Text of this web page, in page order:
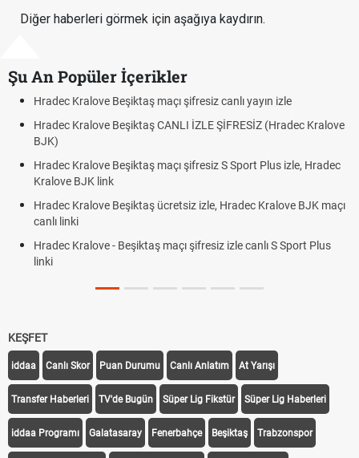
Diğer haberleri görmek için aşağıya kaydırın.
Şu An Popüler İçerikler
maçı şifresiz canlı yayın izle
CANLI İZLE ŞİFRESİZ (Hradec Kralove
maçı şifresiz S Sport Plus izle, Hradec
ücretsiz izle, Hradec Kralove BJK maçı
maçı şifresiz izle canlı S Sport Plus
Hradec Kralove -
Hradec Kralove
Trivela Nedir? Trivela
Plonjon Nedir?
KEŞFET
iddaa Canlı Skor Puan Durumu Canlı Anlatım At Yarışı
Transfer Haberleri TV'de Bugün Süper Lig Fikstür Süper Lig Haberleri
iddaa Programı Galatasaray Fenerbahçe Beşiktaş Trabzonspor